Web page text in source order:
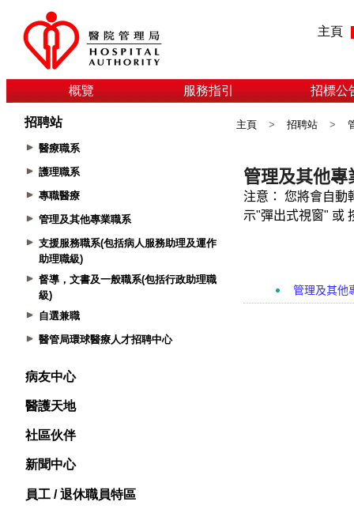
主頁
概覽 服務指引 招標公
招聘站
醫療職系
護理職系
專職醫療
管理及其他專業職系
支援服務職系(包括病人服務助理及運作
助理職級)
督導，文書及一般職系(包括行政助理職
級)
自選兼職
醫管局環球醫療人才招聘中心
病友中心
醫護天地
社區伙伴
新聞中心
員工 / 退休職員特區
主頁 > 招聘站 >